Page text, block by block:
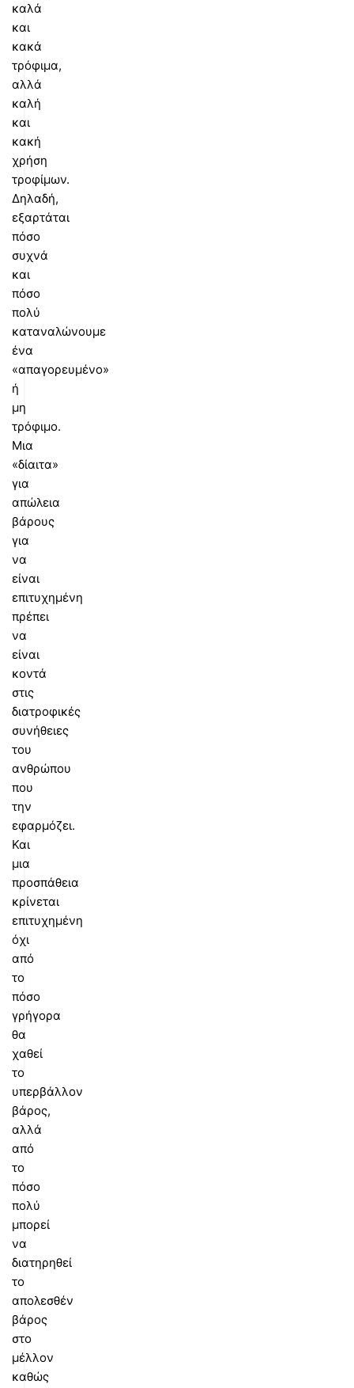
καλά
και
κακά
τρόφιμα,
αλλά
καλή
και
κακή
χρήση
τροφίμων.
Δηλαδή,
εξαρτάται
πόσο
συχνά
και
πόσο
πολύ
καταναλώνουμε
ένα
«απαγορευμένο»
ή
μη
τρόφιμο.
Μια
«δίαιτα»
για
απώλεια
βάρους
για
να
είναι
επιτυχημένη
πρέπει
να
είναι
κοντά
στις
διατροφικές
συνήθειες
του
ανθρώπου
που
την
εφαρμόζει.
Και
μια
προσπάθεια
κρίνεται
επιτυχημένη
όχι
από
το
πόσο
γρήγορα
θα
χαθεί
το
υπερβάλλον
βάρος,
αλλά
από
το
πόσο
πολύ
μπορεί
να
διατηρηθεί
το
απολεσθέν
βάρος
στο
μέλλον
καθώς